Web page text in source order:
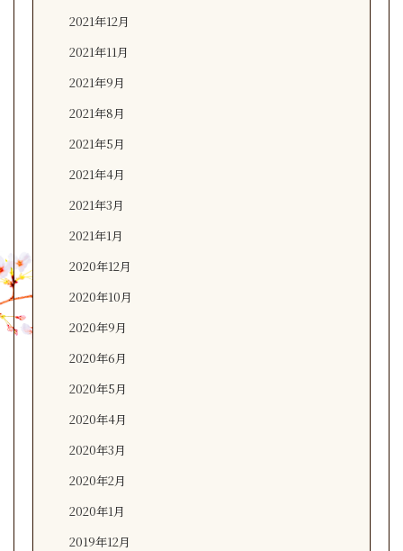
2021年12月
2021年11月
2021年9月
2021年8月
2021年5月
2021年4月
2021年3月
2021年1月
2020年12月
2020年10月
2020年9月
2020年6月
2020年5月
2020年4月
2020年3月
2020年2月
2020年1月
2019年12月